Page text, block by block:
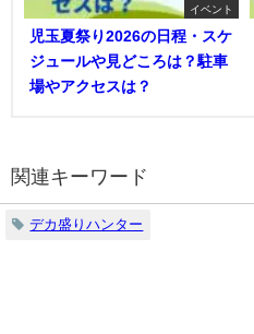
イベント
児玉夏祭り2026の日程・スケ
ジュールや見どころは？駐車
場やアクセスは？
関連キーワード
デカ盛りハンター